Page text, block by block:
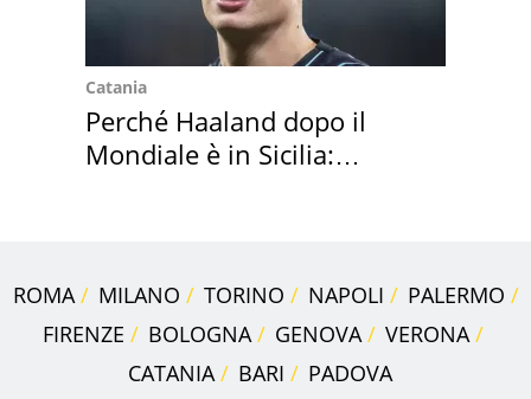
Catania
Perché Haaland dopo il
Mondiale è in Sicilia:
ROMA MILANO TORINO NAPOLI
PALERMO
FIRENZE
BOLOGNA GENOVA
VERONA
CATANIA
BARI PADOVA